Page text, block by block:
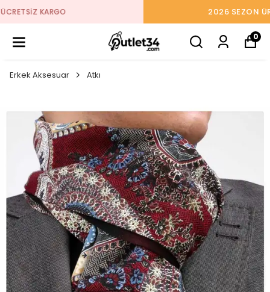
2026 SEZON ÜRÜNLER STOKLARDA
0
Erkek Aksesuar Atkı